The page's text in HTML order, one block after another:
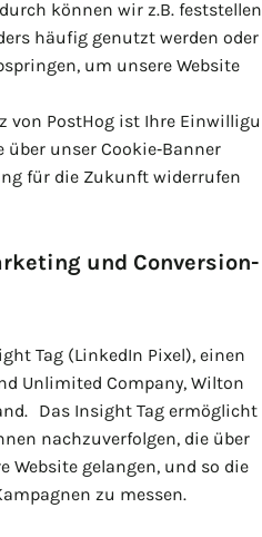
können wir z.B.
häufig genutzt werden
um unsere Website
von PostHog ist Ihre
über unser Cookie‑Banner
für die Zukunft widerrufen
und Conversion-
Tag (LinkedIn Pixel), einen
Unlimited Company, Wilton
Das Insight Tag ermöglicht
nachzuverfolgen, die über
Website gelangen, und so die
zu messen.